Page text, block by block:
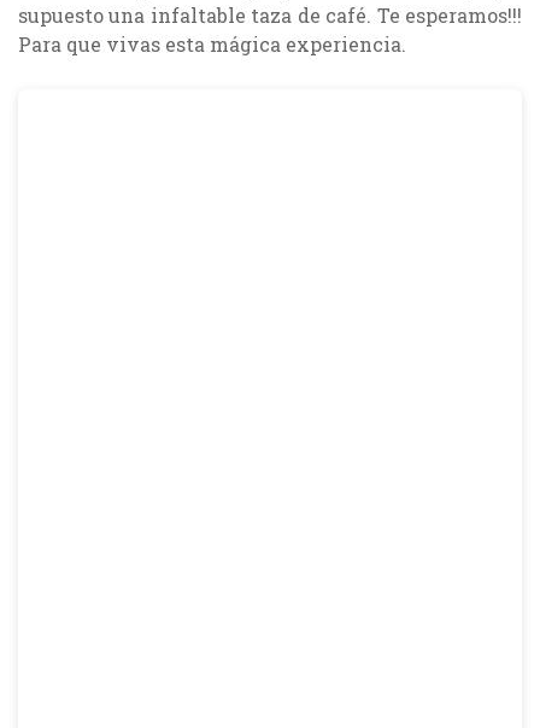
supuesto una infaltable taza de café. Te esperamos!!!
Para que vivas esta mágica experiencia.